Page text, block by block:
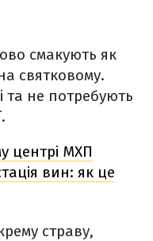
смакують як
святковому.
та не потребують
центрі МХП
вин: як це
страву,